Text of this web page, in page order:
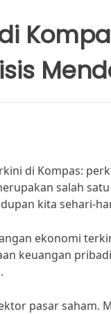
di Kompas:
salah
kita sehari-
ekonomi
keuangan
pasar saham.